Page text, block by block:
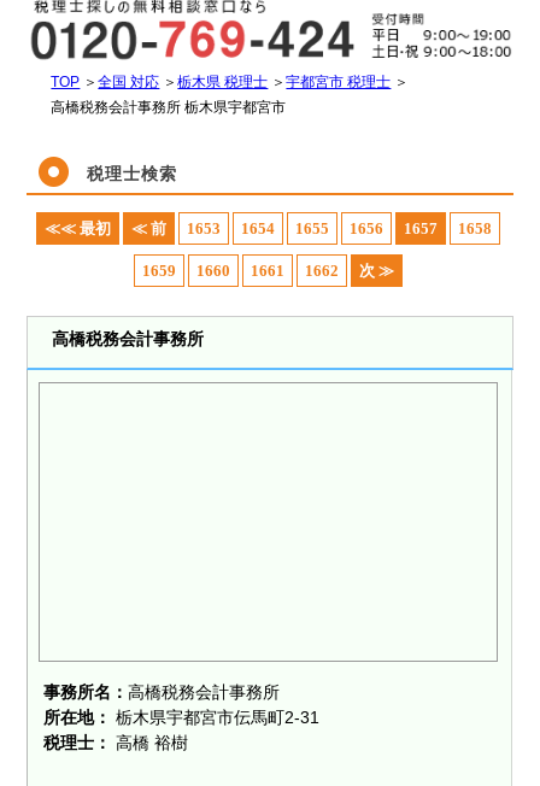
TOP ＞全国 対応 ＞栃木県 税理士 ＞宇都宮市 税理士 ＞
高橋税務会計事務所 栃木県宇都宮市
税理士検索
≪≪ 最初 ≪ 前 1653 1654 1655 1656 1657 1658
1659 1660 1661 1662 次 ≫
高橋税務会計事務所
事務所名：高橋税務会計事務所
所在地： 栃木県宇都宮市伝馬町2-31
税理士： 高橋 裕樹